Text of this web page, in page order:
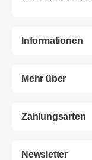
Informationen
Mehr über
Zahlungsarten
Newsletter